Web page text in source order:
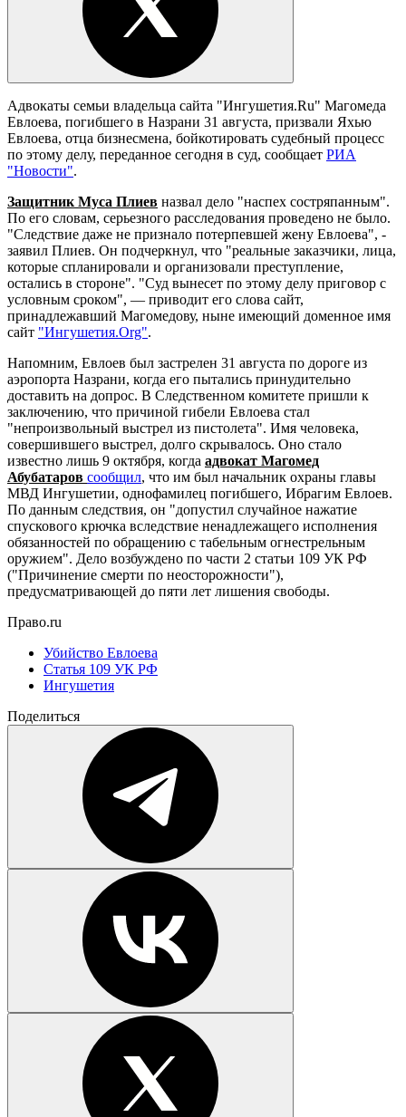
Адвокаты семьи владельца сайта "Ингушетия.Ru" Магомеда
Евлоева, погибшего в Назрани 31 августа, призвали Яхью
Евлоева, отца бизнесмена, бойкотировать судебный процесс
по этому делу, переданное сегодня в суд, сообщает РИА
"Новости".
Защитник Муса Плиев назвал дело "наспех состряпанным".
По его словам, серьезного расследования проведено не было.
"Следствие даже не признало потерпевшей жену Евлоева", -
заявил Плиев. Он подчеркнул, что "реальные заказчики, лица,
которые спланировали и организовали преступление,
остались в стороне". "Суд вынесет по этому делу приговор с
условным сроком", — приводит его слова сайт,
принадлежавший Магомедову, ныне имеющий доменное имя
сайт "Ингушетия.Org".
Напомним, Евлоев был застрелен 31 августа по дороге из
аэропорта Назрани, когда его пытались принудительно
доставить на допрос. В Следственном комитете пришли к
заключению, что причиной гибели Евлоева стал
"непроизвольный выстрел из пистолета". Имя человека,
совершившего выстрел, долго скрывалось. Оно стало
известно лишь 9 октября, когда адвокат Магомед
Абубатаров сообщил, что им был начальник охраны главы
МВД Ингушетии, однофамилец погибшего, Ибрагим Евлоев.
По данным следствия, он "допустил случайное нажатие
спускового крючка вследствие ненадлежащего исполнения
обязанностей по обращению с табельным огнестрельным
оружием". Дело возбуждено по части 2 статьи 109 УК РФ
("Причинение смерти по неосторожности"),
предусматривающей до пяти лет лишения свободы.
Право.ru
Убийство Евлоева
Статья 109 УК РФ
Ингушетия
Поделиться